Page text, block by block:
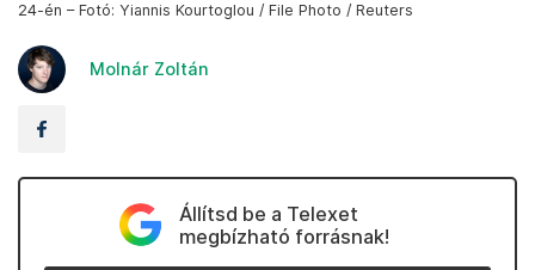
24-én – Fotó: Yiannis Kourtoglou / File Photo / Reuters
Molnár Zoltán
Állítsd be a Telexet
megbízható forrásnak!